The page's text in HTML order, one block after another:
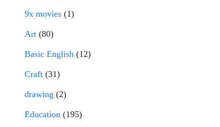
9x movies (1)
Art (80)
Basic English (12)
Craft (31)
drawing (2)
Education (195)